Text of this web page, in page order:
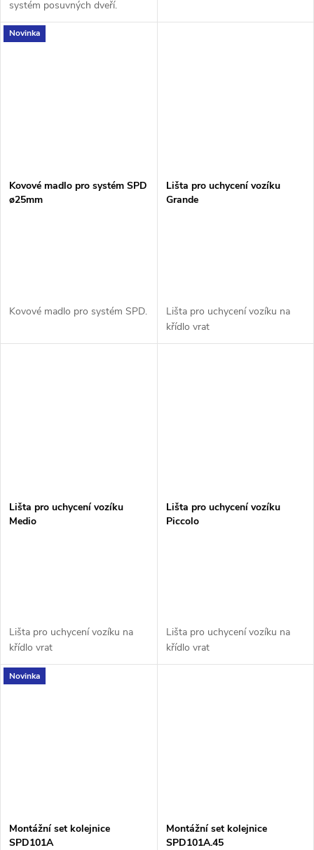
systém posuvných dveří.
Novinka
Kovové madlo pro systém SPD
ø25mm
Kovové madlo pro systém SPD.
Lišta pro uchycení vozíku
Grande
Lišta pro uchycení vozíku na
křídlo vrat
Lišta pro uchycení vozíku
Medio
Lišta pro uchycení vozíku na
křídlo vrat
Lišta pro uchycení vozíku
Piccolo
Lišta pro uchycení vozíku na
křídlo vrat
Novinka
Montážní set kolejnice
SPD101A
Montážní set kolejnice
SPD101A.45